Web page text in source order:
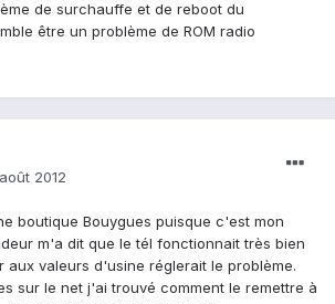
de surchauffe et de reboot du
être un problème de ROM radio
2012
boutique Bouygues puisque c'est mon
m'a dit que le tél fonctionnait très bien
aux valeurs d'usine réglerait le problème.
sur le net j'ai trouvé comment le remettre à